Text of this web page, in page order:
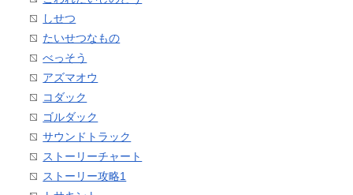
しせつ
たいせつなもの
べっそう
アズマオウ
コダック
ゴルダック
サウンドトラック
ストーリーチャート
ストーリー攻略1